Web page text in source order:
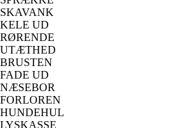
SKAVANK
KELE UD
RØRENDE
UTÆTHED
BRUSTEN
FADE UD
NÆSEBOR
FORLOREN
HUNDEHUL
LYSKASSE